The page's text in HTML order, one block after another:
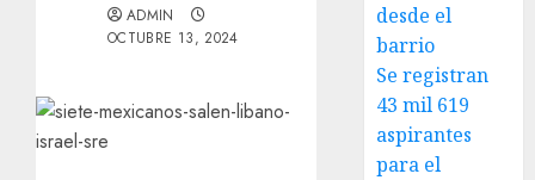
ADMIN
OCTUBRE 13, 2024
desde el
barrio
Se registran
43 mil 619
aspirantes
para el